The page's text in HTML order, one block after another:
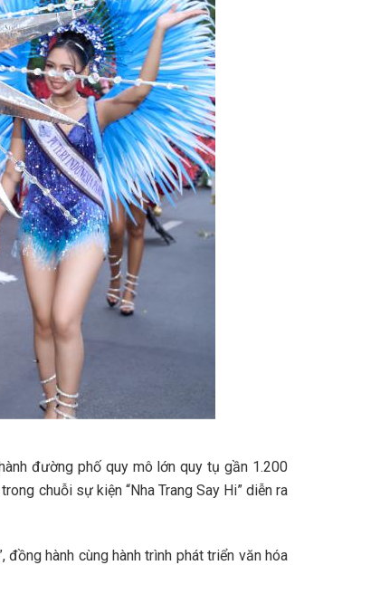
đường phố quy mô lớn quy tụ gần 1.200
chuỗi sự kiện “Nha Trang Say Hi” diễn ra
hành cùng hành trình phát triển văn hóa